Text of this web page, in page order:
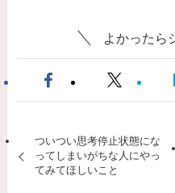
よかったら
ついつい思考停止状態にな
ってしまいがちな人にやっ
てみてほしいこと